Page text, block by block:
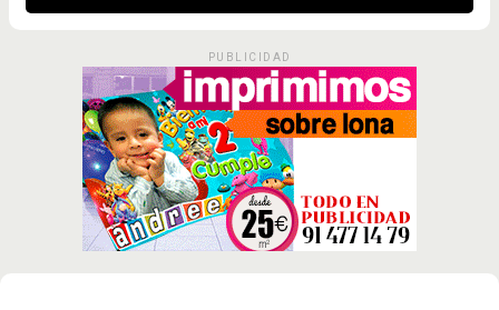
PUBLICIDAD